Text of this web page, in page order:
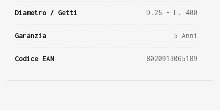
Diametro / Getti D.25 - L. 400
Garanzia 5 Anni
Codice EAN 8020913065189